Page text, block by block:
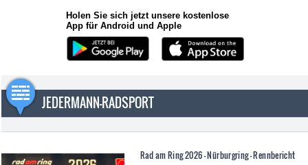
Holen Sie sich jetzt unsere kostenlose
App für Android und Apple
JEDERMANN-RADSPORT
Rad am Ring 2026 - Nürburgring - Rennbericht